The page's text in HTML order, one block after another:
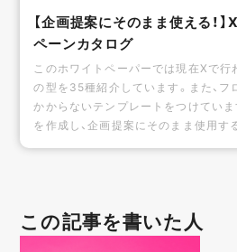
【企画提案にそのまま使える！
ペーンカタログ
このホワイトペーパーでは現在Xで行
の型を35種紹介しています。また、
かからないテンプレートをつけていま
を作成し、企画提案にそのまま使用す
この記事を書いた人